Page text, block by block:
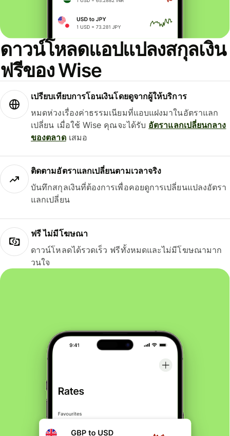
ดาวน์โหลดแอปแปลงสกุลเงิน
ฟรีของ Wise
เปรียบเทียบการโอนเงินโดยดูจากผู้ให้บริการ
หมดห่วงเรื่องค่าธรรมเนียมที่แอบแฝงมาในอัตราแลก
เปลี่ยน เมื่อใช้ Wise คุณจะได้รับ อัตราแลกเปลี่ยนกลาง
ของตลาดเสมอ
ติดตามอัตราแลกเปลี่ยนตามเวลาจริง
บันทึกสกุลเงินที่ต้องการเพื่อคอยดูการเปลี่ยนแปลงอัตรา
แลกเปลี่ยน
ฟรี ไม่มีโฆษณา
ดาวน์โหลดได้รวดเร็ว ฟรีทั้งหมดและไม่มีโฆษณามาก
วนใจ